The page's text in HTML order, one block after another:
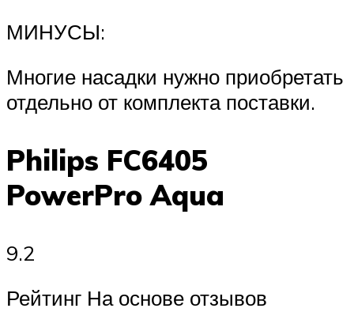
МИНУСЫ:
Многие насадки нужно приобретать
отдельно от комплекта поставки.
Philips FC6405
PowerPro Aqua
9.2
Рейтинг На основе отзывов